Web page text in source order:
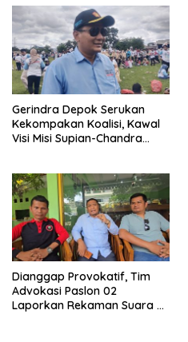
Gerindra Depok Serukan
Kekompakan Koalisi, Kawal
Visi Misi Supian-Chandra
Dianggap Provokatif, Tim
Advokasi Paslon 02
Laporkan Rekaman Suara ke